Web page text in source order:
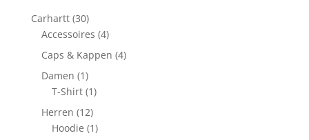
Carhartt 3030
Produkte
Accessoires 44
Produkte
Caps & Kappen 44
Damen 11
Produkt
T-Shirt 11
Herren 1212
Produkte
Hoodie 11